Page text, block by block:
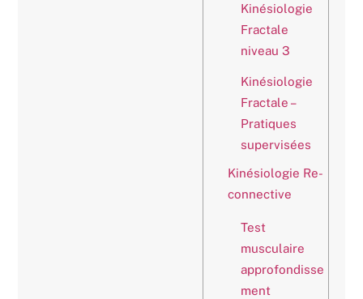
Kinésiologie
Fractale
niveau 3
Kinésiologie
Fractale –
Pratiques
supervisées
Kinésiologie Re-
connective
Test
musculaire
approfondisse
ment